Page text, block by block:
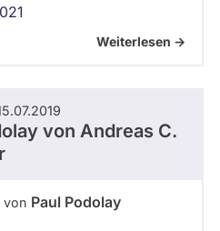
Weiterlesen ->
von Andreas C.
von Paul Podolay